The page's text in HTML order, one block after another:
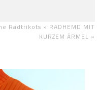
Radtrikots » RADHEMD MIT
KURZEM ÄRMEL »